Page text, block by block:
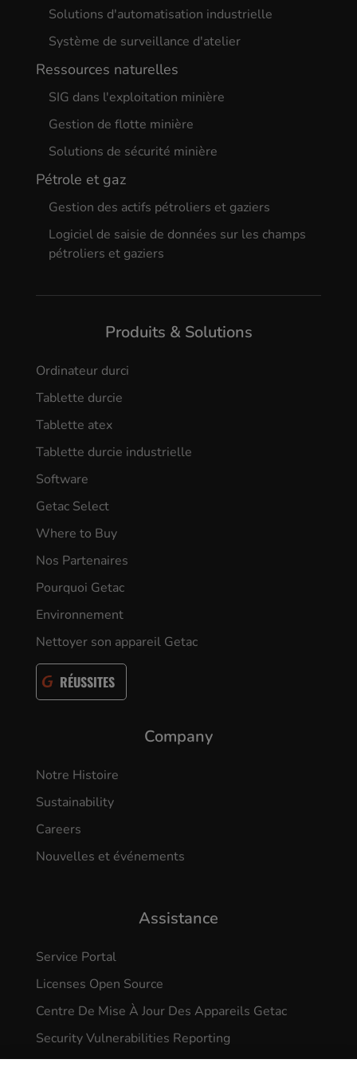
Solutions d'automatisation industrielle
Système de surveillance d'atelier
Ressources naturelles
SIG dans l'exploitation minière
Gestion de flotte minière
Solutions de sécurité minière
Pétrole et gaz
Gestion des actifs pétroliers et gaziers
Logiciel de saisie de données sur les champs
pétroliers et gaziers
Produits & Solutions
Ordinateur durci
Tablette durcie
Tablette atex
Tablette durcie industrielle
Software
Getac Select
Where to Buy
Nos Partenaires
Pourquoi Getac
Environnement
Nettoyer son appareil Getac
RÉUSSITES
Company
Notre Histoire
Sustainability
Careers
Nouvelles et événements
Assistance
Service Portal
Licenses Open Source
Centre De Mise À Jour Des Appareils Getac
Security Vulnerabilities Reporting